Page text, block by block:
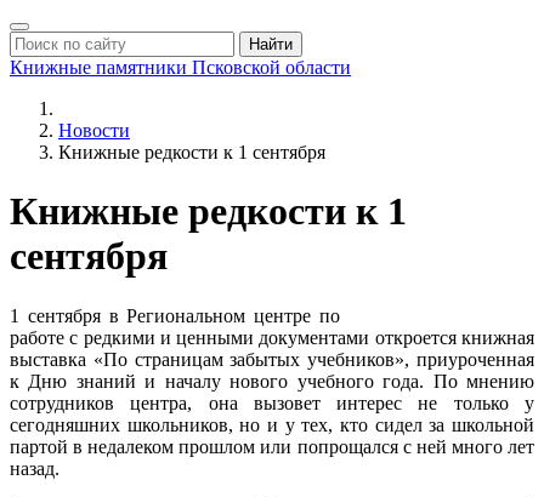
Найти
Книжные памятники Псковской области
Новости
Книжные редкости к 1 сентября
Книжные редкости к 1
сентября
1 сентября в Региональном центре по
работе с редкими и ценными документами откроется книжная
выставка «По страницам забытых учебников», приуроченная
к Дню знаний и началу нового учебного года. По мнению
сотрудников центра, она вызовет интерес не только у
сегодняшних школьников, но и у тех, кто сидел за школьной
партой в недалеком прошлом или попрощался с ней много лет
назад.